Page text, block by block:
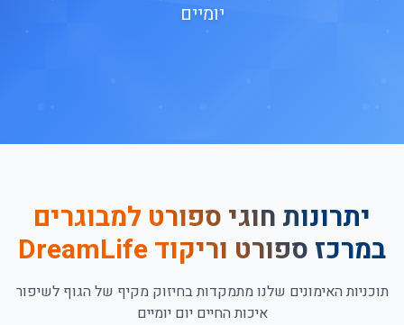
יומיים
יתרונות חוגי ספורט למבוגרים
במרכז ספורט וריקוד DreamLife
תוכניות האימונים שלנו מתמקדות בחיזוק מקיף של הגוף לשיפור
איכות החיים יום יומיים